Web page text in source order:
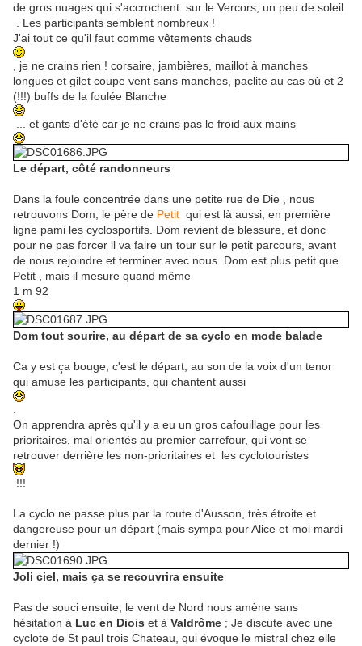
de gros nuages qui s'accrochent sur le Vercors, un peu de soleil
. Les participants semblent nombreux !
J'ai tout ce qu'il faut comme vêtements chauds
, je ne crains rien ! corsaire, jambières, maillot à manches
longues et gilet coupe vent sans manches, paclite au cas où et 2
(!!!) buffs de la foulée Blanche
... et gants d'été car je ne crains pas le froid aux mains
Le départ, côté randonneurs
Dans la foule concentrée dans une petite rue de Die , nous
retrouvons Dom, le père de Petit qui est là aussi, en première
ligne pami les cyclosportifs. Dom revient de blessure, et donc
pour ne pas forcer il va faire un tour sur le petit parcours, avant
de nous rejoindre et terminer avec nous. Dom est plus petit que
Petit , mais il mesure quand même
1 m 92
Dom tout sourire, au départ de sa cyclo en mode balade
Ca y est ça bouge, c'est le départ, au son de la voix d'un tenor
qui amuse les participants, qui chantent aussi
On apprendra après qu'il y a eu un gros cafouillage pour les
prioritaires, mal orientés au premier carrefour, qui vont se
retrouver derrière les non-prioritaires et les cyclotouristes
!!!
La cyclo ne passe plus par la route d'Ausson, très étroite et
dangereuse pour un départ (mais sympa pour Alice et moi mardi
dernier !)
Joli ciel, mais ça se recouvrira ensuite
Pas de souci ensuite, le vent de Nord nous amène sans
hésitation à Luc en Diois et à Valdrôme ; Je discute avec une
cyclote de St paul trois Chateau, qui évoque le mistral chez elle